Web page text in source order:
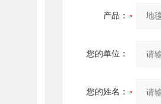
产品：
您的单位：
您的姓名：